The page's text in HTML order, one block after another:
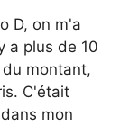
D, on m'a
a plus de 10
montant,
C'était
mon